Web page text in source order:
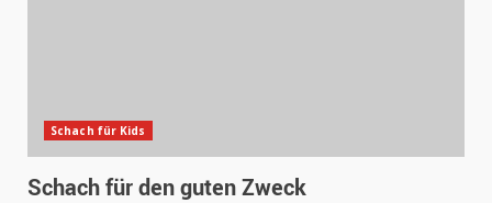
Schach für Kids
Schach für den guten Zweck